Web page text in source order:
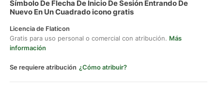
Símbolo De Flecha De Inicio De Sesión Entrando De
Nuevo En Un Cuadrado icono gratis
Licencia de Flaticon
Gratis para uso personal o comercial con atribución. Más
información
Se requiere atribución ¿Cómo atribuir?